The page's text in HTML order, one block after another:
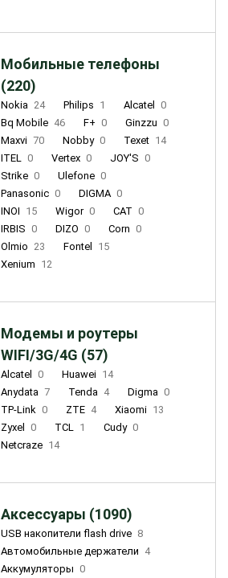
Мобильные телефоны
(220)
Nokia 24 Philips 1 Alcatel
0
Bq Mobile 46 F+ 0 Ginzzu 0
Maxvi 70 Nobby 0 Texet 14
ITEL 0 Vertex 0 JOY'S 0
Strike 0 Ulefone 0
Panasonic 0 DIGMA 0
INOI 15 Wigor 0 CAT 0
IRBIS 0 DIZO 0 Corn 0
Olmio 23 Fontel
15
Xenium 12
Модемы и роутеры
WIFI/3G/4G (57)
Alcatel 0 Huawei 14
Anydata 7 Tenda 4 Digma 0
TP-Link 0 ZTE 4 Xiaomi 13
Zyxel
0 TCL 1 Cudy 0
Netcraze 14
Аксессуары (1090)
USB накопители flash drive 8
Автомобильные держатели 4
Аккумуляторы 0